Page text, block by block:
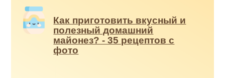
Как приготовить вкусный и
полезный домашний
майонез? - 35 рецептов с
фото